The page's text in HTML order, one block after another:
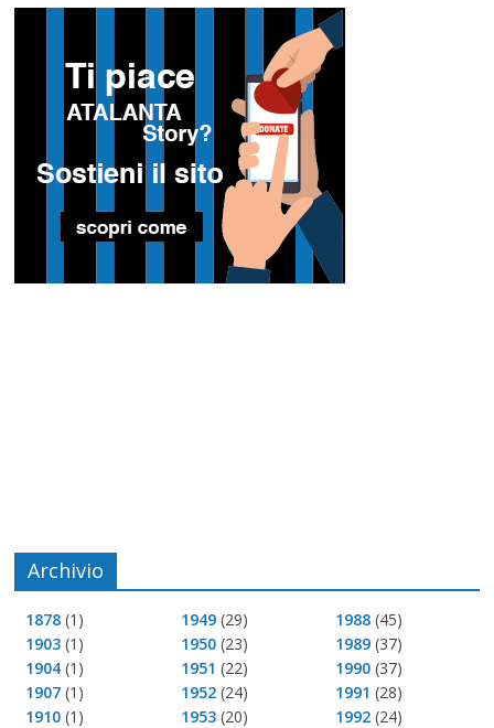
Archivio
1878 (1)
1903 (1)
1904 (1)
1907 (1)
1910 (1)
1949(29)
1950(23)
1951 (22)
1952(24)
1953(20)
1988 (45)
1989 (37)
1990 (37)
1991 (28)
1992 (24)